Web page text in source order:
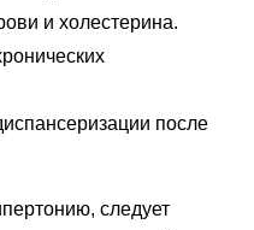
и холестерина.
после
следует